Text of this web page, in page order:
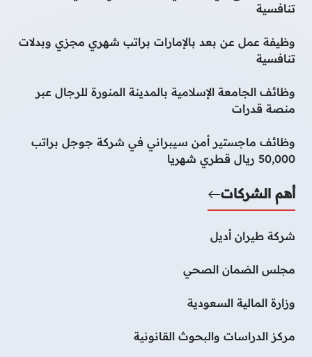
تنافسية
وظيفة عمل عن بعد بالإمارات براتب شهري مجزي وبدلات
تنافسية
وظائف الجامعة الإسلامية بالمدينة المنورة للرجال عبر
منصة قدرات
وظائف ماجستير أمن سيبراني في شركة جوجل براتب
50,000 ريال قطري شهريا
أهم الشركات
شركة طيران أديل
مجلس الضمان الصحي
وزارة المالية السعودية
مركز الدراسات والبحوث القانونية